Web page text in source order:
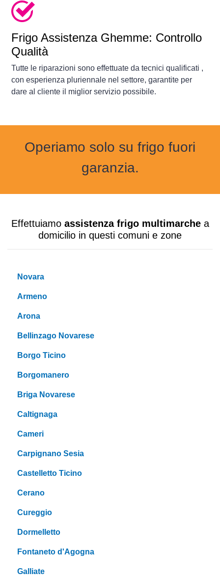
Frigo Assistenza Ghemme: Controllo
Qualità
Tutte le riparazioni sono effettuate da tecnici qualificati ,
con esperienza pluriennale nel settore, garantite per
dare al cliente il miglior servizio possibile.
Operiamo solo su frigo fuori
garanzia.
Effettuiamo assistenza frigo multimarchea
domicilio in questi comuni e zone
Novara
Armeno
Arona
Bellinzago Novarese
Borgo Ticino
Borgomanero
Briga Novarese
Caltignaga
Cameri
Carpignano Sesia
Castelletto Ticino
Cerano
Cureggio
Dormelletto
Fontaneto d'Agogna
Galliate